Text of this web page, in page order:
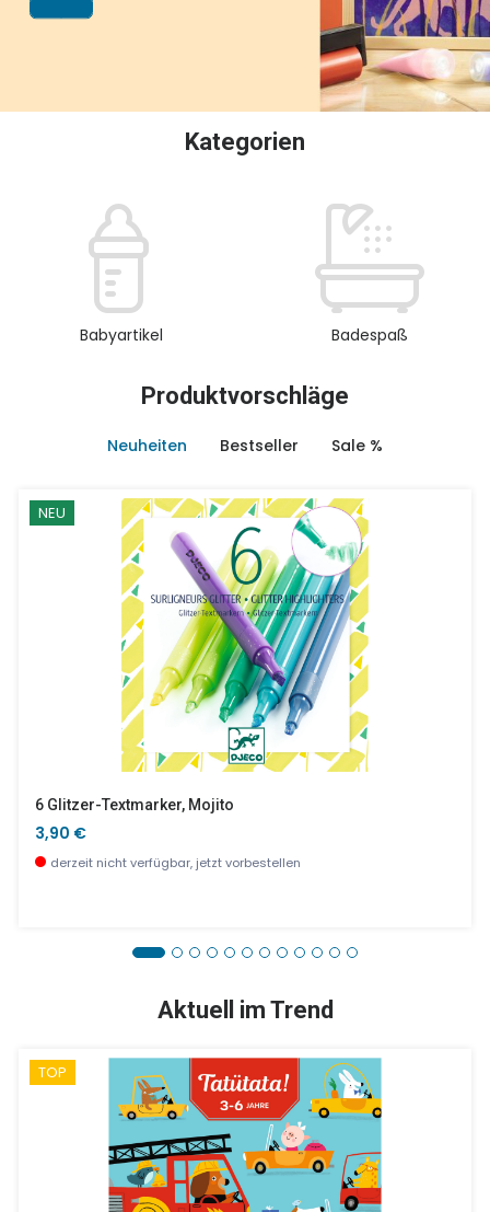
Kategorien
Babyartikel Badespaß
Produktvorschläge
Neuheiten Bestseller Sale %
NEU
6 Glitzer-Textmarker, Mojito
3,90 €
derzeit nicht verfügbar, jetzt vorbestellen
Aktuell im Trend
TOP